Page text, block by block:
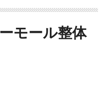
モール整体